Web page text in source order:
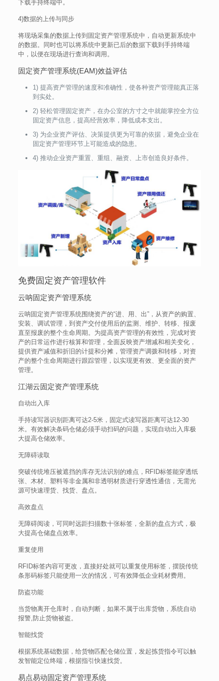
下载手持终端中。
4)数据的上传与同步
将现场采集的数据上传到固定资产管理系统中，自动更新系统中
的数据。同时也可以将系统中更新已后的数据下载到手持终端
中，以便在现场进行查询和调用。
固定资产管理系统(EAM)效益评估
1) 提高资产管理的速度和准确性，使各种资产管理能真正落
到实处。
2) 轻松管理固定资产，在办公室的方寸之中就能掌控全方位
固定资产信息，提高经营效率，降低成本支出。
3) 为企业资产评估、决策提供更为可靠的依据，避免企业在
固定资产管理环节上可能造成的隐患。
4) 推动企业资产重置、重组、融资、上市创造良好条件。
免费固定资产管理软件
云呐固定资产管理系统
云呐固定资产管理系统围绕资产的“进、用、出”，从资产的购置、
安装、调试管理，到资产交付使用后的监测、维护、转移、报废
直至报废的整个生命周期。为提高资产管理的有效性，完成对资
产的日常运作进行核算和管理，全面反映资产增减和相关变化，
提供资产减值和折旧的计提和分摊，管理资产调拨和转移，对资
产的整个生命周期进行跟踪管理，以实现更有效、更全面的资产
管理。
江湖云固定资产管理系统
自动出入库
手持读写器识别距离可达2-5米，固定式读写器距离可达12-30
米。有效解决条码仓储必须手动扫码的问题，实现自动出入库极
大提高仓储效率。
无障碍读取
突破传统堆压被遮挡的库存无法识别的难点，RFID标签能穿透纸
张、木材、塑料等非金属和非透明材质进行穿透性通信，无需光
源可快速理货、找货、盘点。
高效盘点
无障碍阅读，可同时远距扫描数十张标签，全新的盘点方式，极
大提高仓储盘点效率。
重复使用
RFID标签内容可更改，直接好处就可以重复使用标签，摆脱传统
条形码标签只能使用一次的情况，可有效降低企业耗材费用。
防盗功能
当货物离开仓库时，自动判断，如果不属于出库货物，系统自动
报警,防止货物被盗。
智能找货
根据系统基础数据，给货物匹配仓储位置，发起拣货指令可以触
发智能定位终端，根据指引快速找货。
易点易动固定资产管理系统